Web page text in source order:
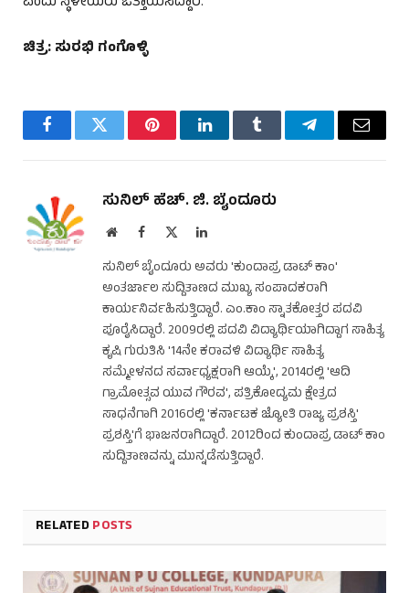
ಚಿತ್ರ: ಸುರಭಿ ಗಂಗೊಳ್ಳಿ
FacebookTwitter PinterestLinkedInTumblr TelegramEmail
ಸುನಿಲ್ ಹೆಚ್. ಜಿ. ಬೈಂದೂರು
WebsiteFacebook LinkedIn
ಸುನಿಲ್ ಬೈಂದೂರು ಅವರು 'ಕುಂದಾಪ್ರ ಡಾಟ್ ಕಾಂ'
ಅಂತರ್ಜಾಲ ಸುದ್ದಿತಾಣದ ಮುಖ್ಯ ಸಂಪಾದಕರಾಗಿ
ಕಾರ್ಯನಿರ್ವಹಿಸುತ್ತಿದ್ದಾರೆ. ಎಂ.ಕಾಂ ಸ್ನಾತಕೋತ್ತರ ಪದವಿ
ಪೂರೈಸಿದ್ದಾರೆ. 2009ರಲ್ಲಿ ಪದವಿ ವಿದ್ಯಾರ್ಥಿಯಾಗಿದ್ದಾಗ ಸಾಹಿತ್ಯ
ಕೃಷಿ ಗುರುತಿಸಿ '14ನೇ ಕರಾವಳಿ ವಿದ್ಯಾರ್ಥಿ ಸಾಹಿತ್ಯ
ಸಮ್ಮೇಳನದ ಸರ್ವಾಧ್ಯಕ್ಷರಾಗಿ ಆಯ್ಕೆ', 2014ರಲ್ಲಿ 'ಆದಿ
ಗ್ರಾಮೋತ್ಸವ ಯುವ ಗೌರವ', ಪತ್ರಿಕೋದ್ಯಮ ಕ್ಷೇತ್ರದ
ಸಾಧನೆಗಾಗಿ 2016ರಲ್ಲಿ 'ಕರ್ನಾಟಕ ಜ್ಯೋತಿ ರಾಜ್ಯ ಪ್ರಶಸ್ತಿ'
ಪ್ರಶಸ್ತಿ'ಗೆ ಭಾಜನರಾಗಿದ್ದಾರೆ. 2012ರಿಂದ ಕುಂದಾಪ್ರ ಡಾಟ್ ಕಾಂ
ಸುದ್ದಿತಾಣವನ್ನು ಮುನ್ನಡೆಸುತ್ತಿದ್ದಾರೆ.
RELATEDPOSTS